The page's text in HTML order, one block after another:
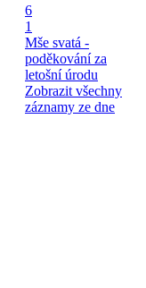
6
1
Mše svatá -
poděkování za
letošní úrodu
Zobrazit všechny
záznamy ze dne